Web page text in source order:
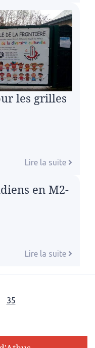
les grilles
Lire la suite
en M2-
Lire la suite
Page
35